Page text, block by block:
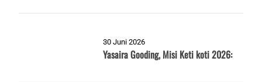
30 Juni 2026
Yasaira Gooding, Misi Keti koti 2026: